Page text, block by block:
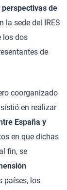
de
la sede del IRES
los dos
de
coorganizado
en realizar
España y
en que dichas
fin, se
países, los